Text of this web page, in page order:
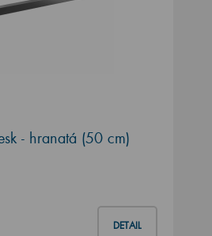
- hranatá (50 cm)
DETAIL